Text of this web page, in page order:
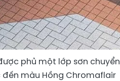
phủ một lớp sơn chuyển
màu Hồng Chromaflair